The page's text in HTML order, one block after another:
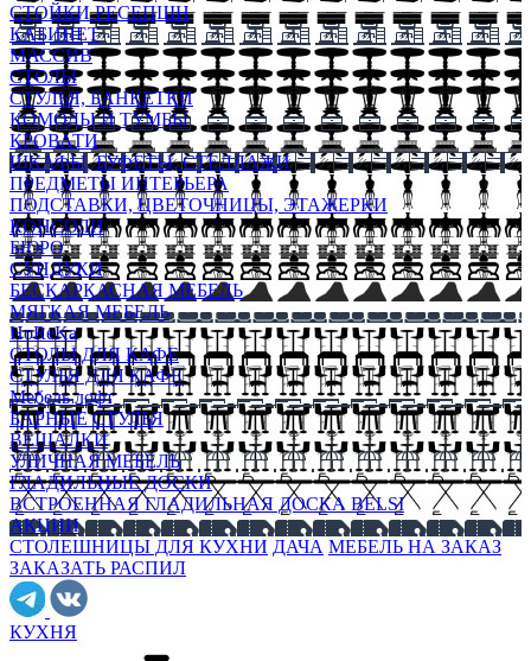
СТОЙКИ РЕСЕПШН
КАБИНЕТ
МАССИВ
СТОЛЫ
СТУЛЬЯ, БАНКЕТКИ
КОМОДЫ И ТУМБЫ
КРОВАТИ
ШКАФЫ, БУФЕТЫ, СТЕЛЛАЖИ
ПРЕДМЕТЫ ИНТЕРЬЕРА
ПОДСТАВКИ, ЦВЕТОЧНИЦЫ, ЭТАЖЕРКИ
КОНСОЛИ
БЮРО
СУНДУКИ
БЕСКАРКАСНАЯ МЕБЕЛЬ
МЯГКАЯ МЕБЕЛЬ
HoReKa
СТОЛЫ ДЛЯ КАФЕ
СТУЛЬЯ ДЛЯ КАФЕ
Мебель лофт
БАРНЫЕ СТУЛЬЯ
ВЕШАЛКИ
УЛИЧНАЯ МЕБЕЛЬ
ГЛАДИЛЬНЫЕ ДОСКИ
ВСТРОЕННАЯ ГЛАДИЛЬНАЯ ДОСКА BELSI
АКЦИИ
СТОЛЕШНИЦЫ ДЛЯ КУХНИ ДАЧА МЕБЕЛЬ НА ЗАКАЗ
ЗАКАЗАТЬ РАСПИЛ
КУХНЯ